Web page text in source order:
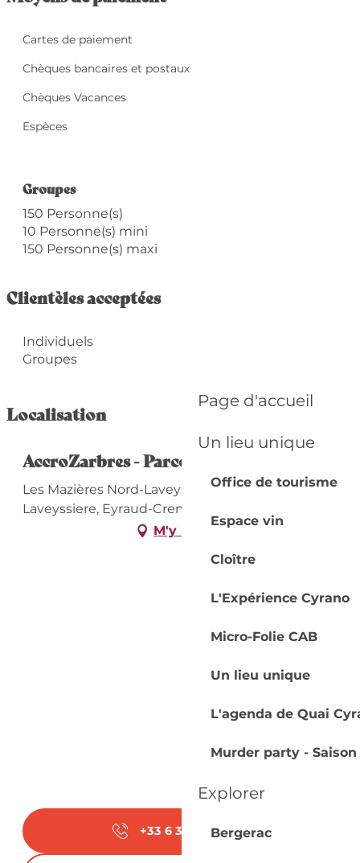
Page d'accueil
Un lieu unique
Office de tourisme
Espace vin
Cloître
L'Expérience Cyrano
Micro-Folie CAB
Un lieu unique
L'agenda de Quai
Murder party - Saison
Explorer
Bergerac
Cartes de paiement
Chèques bancaires et postaux
Chèques Vacances
Espèces
Groupes
Groupes
150 Personne(s)
10 Personne(s) mini
150 Personne(s) maxi
Clientèles acceptées
Individuels
Groupes
Localisation
AccroZarbres - Parcours aventure
Les Mazières Nord-Laveyssière, 24130
Laveyssiere, Eyraud-Crempse-Maurens
M'y rendre
+33 6 37 89 54▒▒